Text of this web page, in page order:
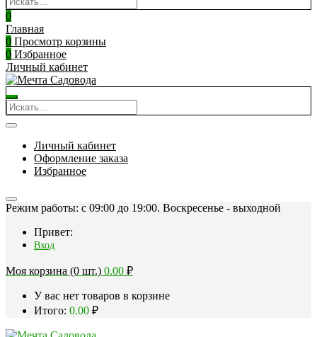
0
Главная
0 Просмотр корзины
0 Избранное
Личный кабинет
Личный кабинет
Оформление заказа
Избранное
Режим работы: c 09:00 до 19:00. Воскресенье - выходной
Привет:
Вход
Моя корзина (0 шт.) 0.00 ₽
У вас нет товаров в корзине
Итого: 0.00 ₽